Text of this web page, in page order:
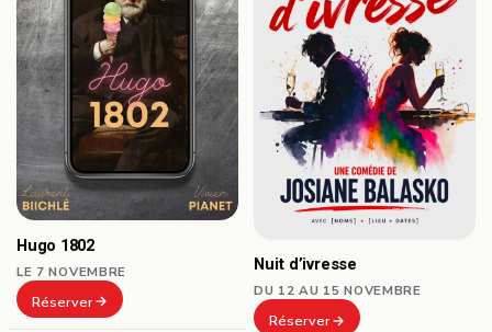
Hugo 1802
LE 7 NOVEMBRE
Réserver
Nuit d’ivresse
DU 12 AU 15 NOVEMBRE
Réserver